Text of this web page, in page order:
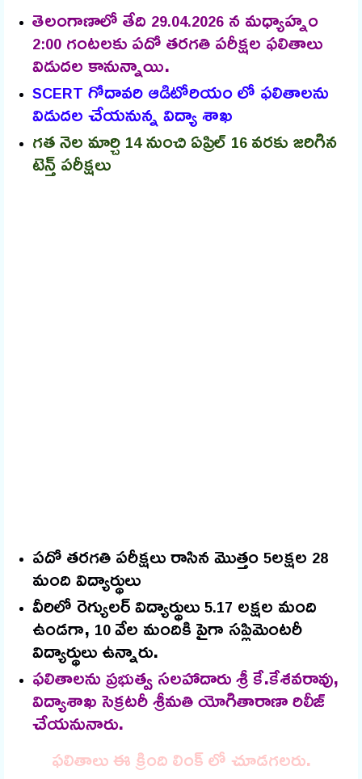
తెలంగాణాలో తేది 29.04.2026 న మధ్యాహ్నం
2:00 గంటలకు పదో తరగతి పరీక్షల ఫలితాలు
విడుదల కానున్నాయి.
SCERT గోదావరి ఆడిటోరియం లో ఫలితాలను
విడుదల చేయనున్న విద్యా శాఖ
గత నెల మార్చి 14నుంచి ఏప్రిల్ 16వరకు జరిగిన
టెన్త్ పరీక్షలు
పదో తరగతి పరీక్షలు రాసిన మొత్తం5లక్షల 28
మంది విద్యార్థులు
వీరిలో రెగ్యులర్ విద్యార్థులు5.17 లక్షల మంది
ఉండగా, 10వేల మందికి పైగా సప్లిమెంటరీ
విద్యార్థులు ఉన్నారు.
ఫలితాలను ప్రభుత్వ సలహాదారు శ్రీ కే.కేశవరావు,
విద్యాశాఖ సెక్రటరీ శ్రీమతి యోగితారాణా రిలీజ్
చేయనునారు.
ఫలితాలు ఈ క్రింది లింక్ లో చూడగలరు.